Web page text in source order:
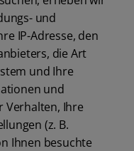
und
IP-Adresse, den
die Art
und Ihre
und
Verhalten, Ihre
(z. B.
Ihnen besuchte